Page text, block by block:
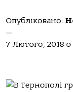
Опубліковано:
—
7 Лютого, 2018 о